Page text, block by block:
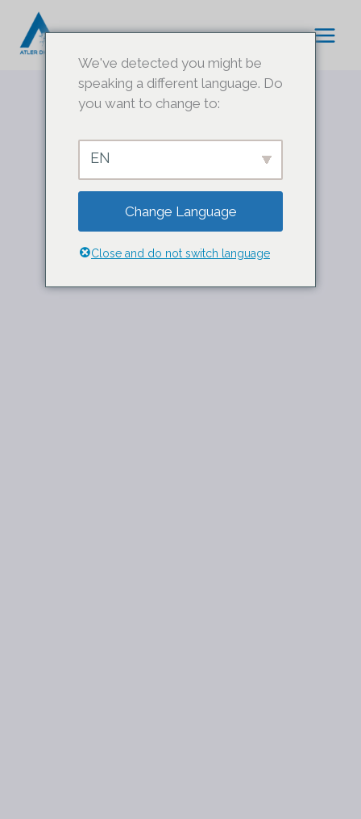
sisältöön
VERKKOSIVUSTON
KEHITTÄMINEN
We've detected you might be
speaking a different language. Do
you want to change to:
EN
Change Language
Close and do not switch language